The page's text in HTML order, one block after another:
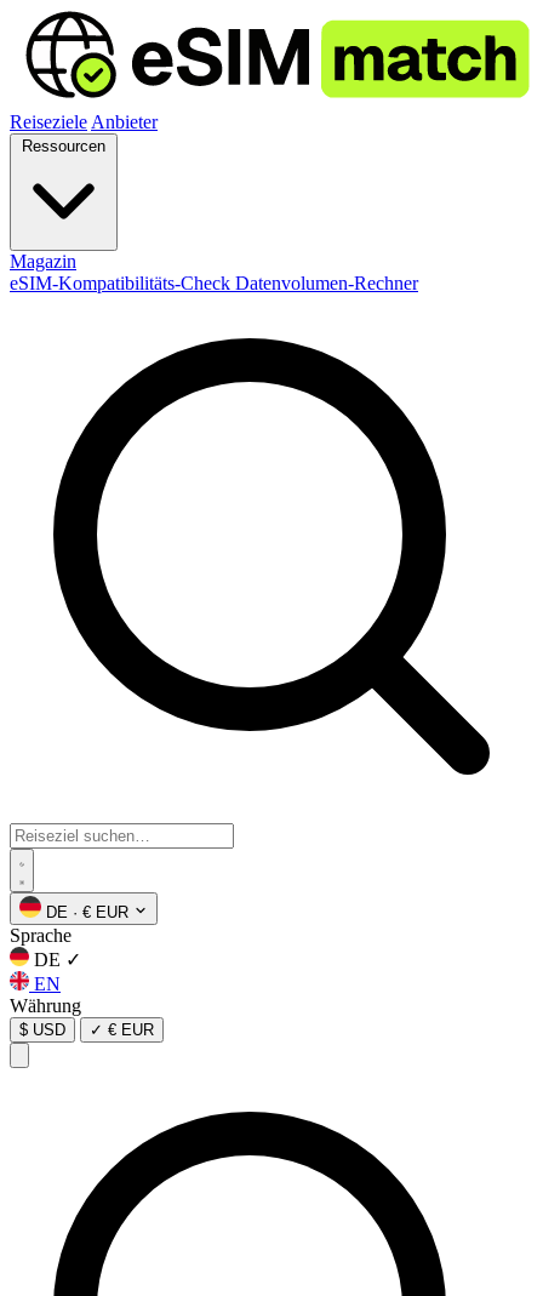
Reiseziele Anbieter
Magazin
eSIM-Kompatibilitäts-Check Datenvolumen-Rechner
DE · € EUR
Sprache
DE ✓
EN
Währung
$ USD ✓ € EUR